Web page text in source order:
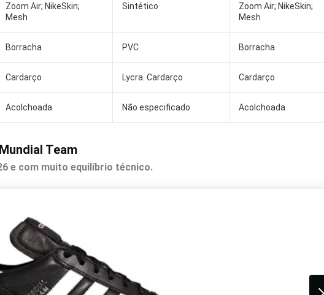
Zoom Air; NikeSkin;
Mesh
Borracha
Cardarço
Acolchoada
Sintético
PVC
Lycra. Cardarço
Não especificado
Zoom Air; NikeSkin;
Mesh
Borracha
Cardarço
Acolchoada
Team
e com muito equilíbrio técnico.